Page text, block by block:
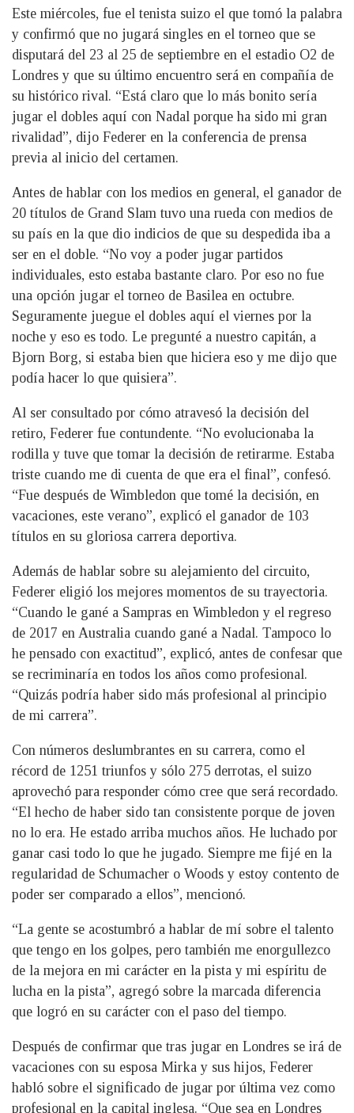
Este miércoles, fue el tenista suizo el que tomó la palabra
y confirmó que no jugará singles en el torneo que se
disputará del 23 al 25 de septiembre en el estadio O2 de
Londres y que su último encuentro será en compañía de
su histórico rival. “Está claro que lo más bonito sería
jugar el dobles aquí con Nadal porque ha sido mi gran
rivalidad”, dijo Federer en la conferencia de prensa
previa al inicio del certamen.
Antes de hablar con los medios en general, el ganador de
20 títulos de Grand Slam tuvo una rueda con medios de
su país en la que dio indicios de que su despedida iba a
ser en el doble. “No voy a poder jugar partidos
individuales, esto estaba bastante claro. Por eso no fue
una opción jugar el torneo de Basilea en octubre.
Seguramente juegue el dobles aquí el viernes por la
noche y eso es todo. Le pregunté a nuestro capitán, a
Bjorn Borg, si estaba bien que hiciera eso y me dijo que
podía hacer lo que quisiera”.
Al ser consultado por cómo atravesó la decisión del
retiro, Federer fue contundente. “No evolucionaba la
rodilla y tuve que tomar la decisión de retirarme. Estaba
triste cuando me di cuenta de que era el final”, confesó.
“Fue después de Wimbledon que tomé la decisión, en
vacaciones, este verano”, explicó el ganador de 103
títulos en su gloriosa carrera deportiva.
Además de hablar sobre su alejamiento del circuito,
Federer eligió los mejores momentos de su trayectoria.
“Cuando le gané a Sampras en Wimbledon y el regreso
de 2017 en Australia cuando gané a Nadal. Tampoco lo
he pensado con exactitud”, explicó, antes de confesar que
se recriminaría en todos los años como profesional.
“Quizás podría haber sido más profesional al principio
de mi carrera”.
Con números deslumbrantes en su carrera, como el
récord de 1251 triunfos y sólo 275 derrotas, el suizo
aprovechó para responder cómo cree que será recordado.
“El hecho de haber sido tan consistente porque de joven
no lo era. He estado arriba muchos años. He luchado por
ganar casi todo lo que he jugado. Siempre me fijé en la
regularidad de Schumacher o Woods y estoy contento de
poder ser comparado a ellos”, mencionó.
“La gente se acostumbró a hablar de mí sobre el talento
que tengo en los golpes, pero también me enorgullezco
de la mejora en mi carácter en la pista y mi espíritu de
lucha en la pista”, agregó sobre la marcada diferencia
que logró en su carácter con el paso del tiempo.
Después de confirmar que tras jugar en Londres se irá de
vacaciones con su esposa Mirka y sus hijos, Federer
habló sobre el significado de jugar por última vez como
profesional en la capital inglesa. “Que sea en Londres